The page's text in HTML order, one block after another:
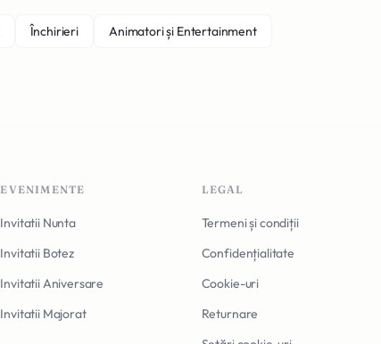
Închirieri Animatori și Entertainment
EVENIMENTE
Invitatii Nunta
Invitatii Botez
Invitatii Aniversare
Invitatii Majorat
LEGAL
Termeni și condiții
Confidențialitate
Cookie-uri
Returnare